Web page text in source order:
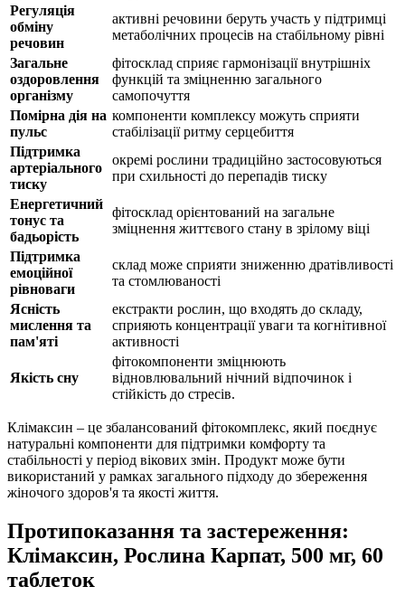
Регуляція
обміну
речовин
активні речовини беруть участь у підтримці
метаболічних процесів на стабільному рівні
Загальне
оздоровлення
організму
фітосклад сприяє гармонізації внутрішніх
функцій та зміцненню загального
самопочуття
Помірна дія на
пульс
компоненти комплексу можуть сприяти
стабілізації ритму серцебиття
Підтримка
артеріального
тиску
окремі рослини традиційно застосовуються
при схильності до перепадів тиску
Енергетичний
тонус та
бадьорість
фітосклад орієнтований на загальне
зміцнення життєвого стану в зрілому віці
Підтримка
емоційної
рівноваги
склад може сприяти зниженню дратівливості
та стомлюваності
Ясність
мислення та
пам'яті
екстракти рослин, що входять до складу,
сприяють концентрації уваги та когнітивної
активності
Якість сну
фітокомпоненти зміцнюють
відновлювальний нічний відпочинок і
стійкість до стресів.
Клімаксин – це збалансований фітокомплекс, який поєднує
натуральні компоненти для підтримки комфорту та
стабільності у період вікових змін. Продукт може бути
використаний у рамках загального підходу до збереження
жіночого здоров'я та якості життя.
Протипоказання та застереження:
Клімаксин, Рослина Карпат, 500 мг, 60
таблеток